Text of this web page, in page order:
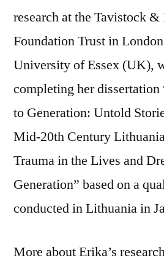
research at the Tavistock
Foundation Trust in
University of Essex (UK),
completing her
to Generation: Untold
Mid-20th Century
Trauma in the Lives and
Generation” based on a
conducted in Lithuania in
More about Erika’s